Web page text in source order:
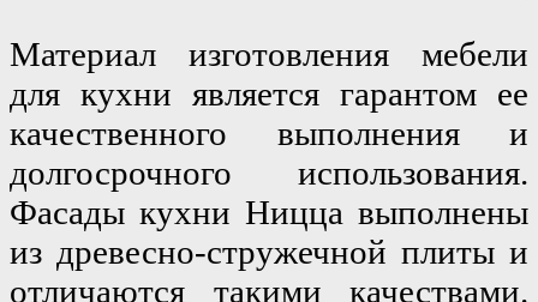
Материал изготовления мебели
для кухни является гарантом ее
качественного выполнения и
долгосрочного использования.
Фасады кухни Ницца выполнены
из древесно-стружечной плиты и
отличаются такими качествами.